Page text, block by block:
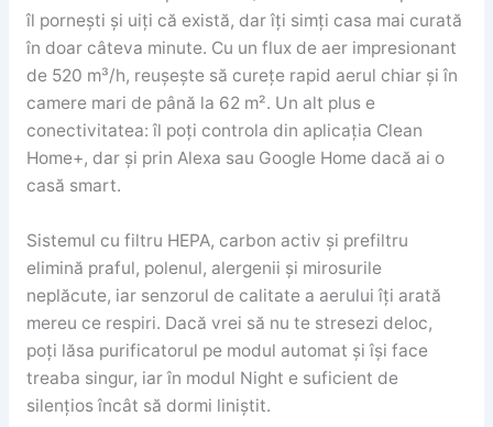
îl pornești și uiți că există, dar îți simți casa mai curată
în doar câteva minute. Cu un flux de aer impresionant
de 520 m³/h, reușește să curețe rapid aerul chiar și în
camere mari de până la 62 m². Un alt plus e
conectivitatea: îl poți controla din aplicația Clean
Home+, dar și prin Alexa sau Google Home dacă ai o
casă smart.
Sistemul cu filtru HEPA, carbon activ și prefiltru
elimină praful, polenul, alergenii și mirosurile
neplăcute, iar senzorul de calitate a aerului îți arată
mereu ce respiri. Dacă vrei să nu te stresezi deloc,
poți lăsa purificatorul pe modul automat și își face
treaba singur, iar în modul Night e suficient de
silențios încât să dormi liniștit.